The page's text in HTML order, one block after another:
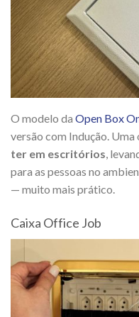
O modelo da Open Box
versão com Indução. Uma
ter em escritórios,
para as pessoas no
— muito mais prático.
Caixa Office Job